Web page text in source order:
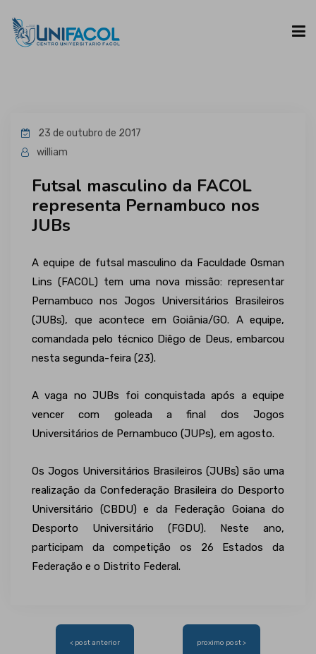
CURSOS
ESPAÇO DO ALUNO
23 de outubro de 2017
william
Futsal masculino da FACOL
representa Pernambuco nos
JUBs
A equipe de futsal masculino da Faculdade Osman
Lins (FACOL) tem uma nova missão: representar
Pernambuco nos Jogos Universitários Brasileiros
(JUBs), que acontece em Goiânia/GO. A equipe,
comandada pelo técnico Diêgo de Deus, embarcou
nesta segunda-feira (23).
A vaga no JUBs foi conquistada após a equipe
vencer com goleada a final dos Jogos
Universitários de Pernambuco (JUPs), em agosto.
Os Jogos Universitários Brasileiros (JUBs) são uma
realização da Confederação Brasileira do Desporto
Universitário (CBDU) e da Federação Goiana do
Desporto Universitário (FGDU). Neste ano,
participam da competição os 26 Estados da
Federação e o Distrito Federal.
Navegação
< post anterior proximo post >